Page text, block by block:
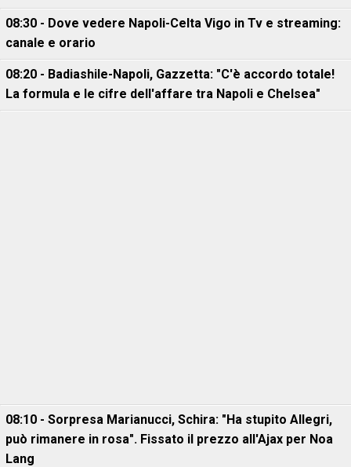
08:30 - Dove vedere Napoli-Celta Vigo in Tv e streaming:
canale e orario
08:20 - Badiashile-Napoli, Gazzetta: "C'è accordo totale!
La formula e le cifre dell'affare tra Napoli e Chelsea"
08:10 - Sorpresa Marianucci, Schira: "Ha stupito Allegri,
può rimanere in rosa". Fissato il prezzo all'Ajax per Noa
Lang